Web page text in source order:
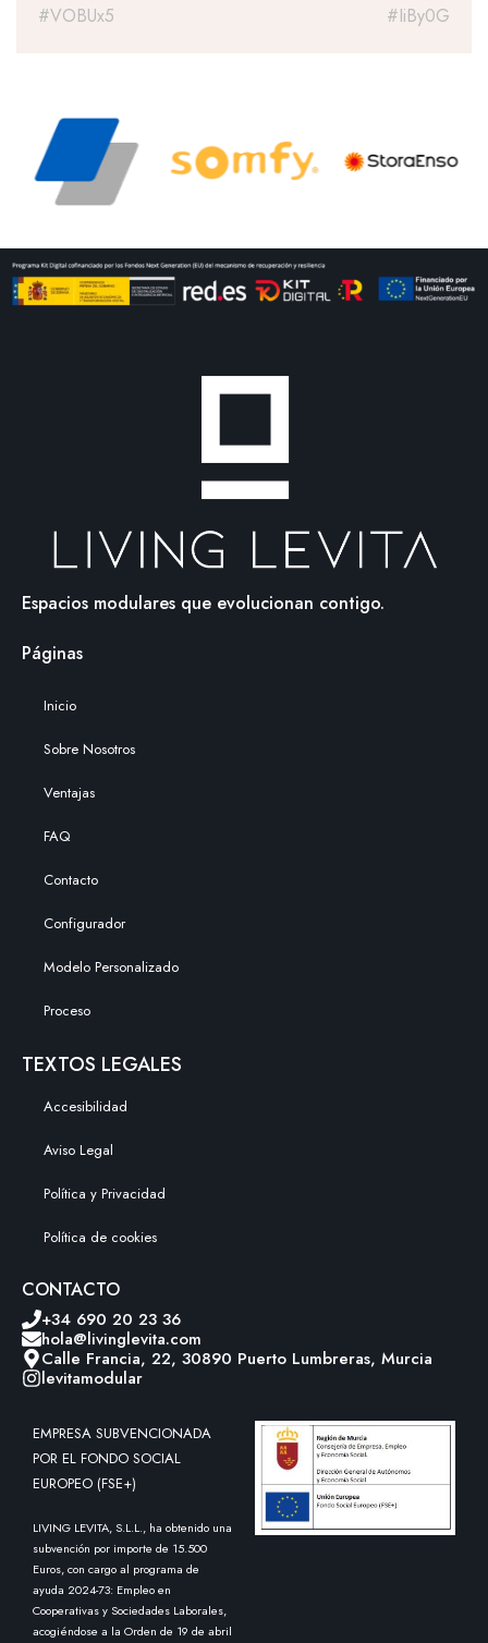
#vOBUx5
#IiBy0G
Espacios modulares que evolucionan contigo.
Páginas
Inicio
Sobre Nosotros
Ventajas
FAQ
Contacto
Configurador
Modelo Personalizado
Proceso
TEXTOS LEGALES
Accesibilidad
Aviso Legal
Política y Privacidad
Política de cookies
CONTACTO
+34 690 20 23 36
hola@livinglevita.com
Calle Francia, 22, 30890 Puerto Lumbreras, Murcia
levitamodular
EMPRESA SUBVENCIONADA
POR EL FONDO SOCIAL
EUROPEO (FSE+)
LIVING LEVITA, S.L.L., ha obtenido una
subvención por importe de 15.500
Euros, con cargo al programa de
ayuda 2024-73: Empleo en
Cooperativas y Sociedades Laborales,
acogiéndose a la Orden de 19 de abril